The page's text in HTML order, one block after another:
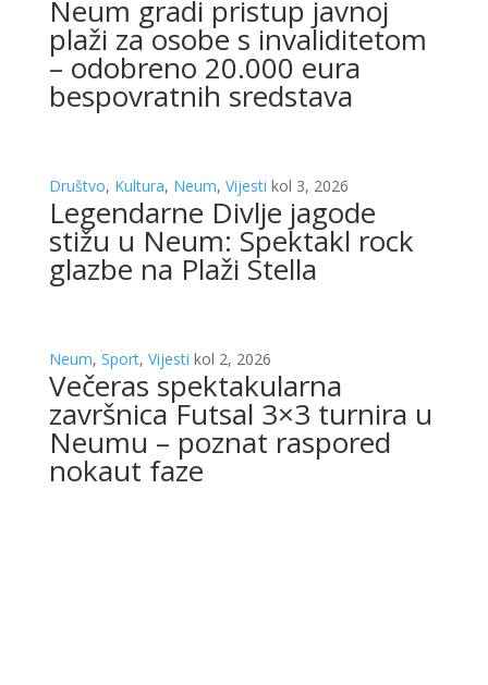
Neum gradi pristup javnoj
plaži za osobe s invaliditetom
– odobreno 20.000 eura
bespovratnih sredstava
Društvo, Kultura, Neum, Vijesti kol 3, 2026
Legendarne Divlje jagode
stižu u Neum: Spektakl rock
glazbe na Plaži Stella
Neum, Sport, Vijesti kol 2, 2026
Večeras spektakularna
završnica Futsal 3×3 turnira u
Neumu – poznat raspored
nokaut faze